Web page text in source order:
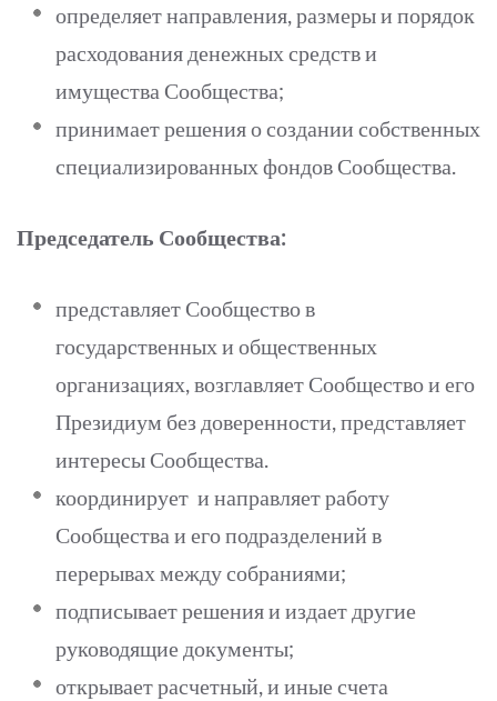
определяет направления, размеры и порядок
расходования денежных средств и
имущества Сообщества;
принимает решения о создании собственных
специализированных фондов Сообщества.
Председатель Сообщества:
представляет Сообщество в
государственных и общественных
организациях, возглавляет Сообщество и его
Президиум без доверенности, представляет
интересы Сообщества.
координирует и направляет работу
Сообщества и его подразделений в
перерывах между собраниями;
подписывает решения и издает другие
руководящие документы;
открывает расчетный, и иные счета